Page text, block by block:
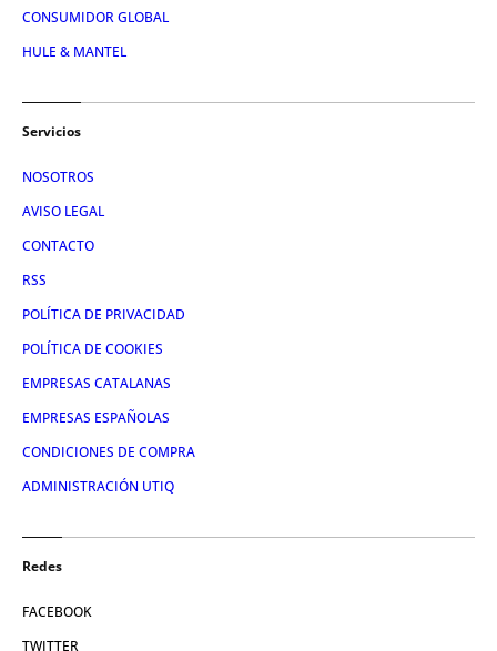
CONSUMIDOR GLOBAL
HULE & MANTEL
Servicios
NOSOTROS
AVISO LEGAL
CONTACTO
RSS
POLÍTICA DE PRIVACIDAD
POLÍTICA DE COOKIES
EMPRESAS CATALANAS
EMPRESAS ESPAÑOLAS
CONDICIONES DE COMPRA
ADMINISTRACIÓN UTIQ
Redes
FACEBOOK
TWITTER